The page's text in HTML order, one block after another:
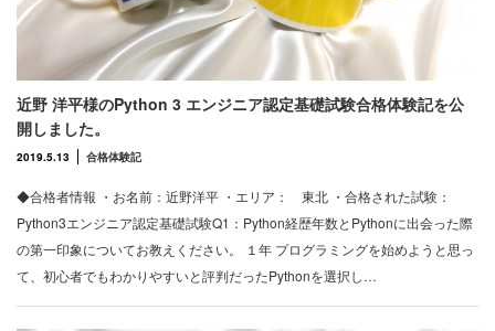
近野 洋平様のPython 3 エンジニア認定基礎試験合格体験記を公
開しました。
2019.5.13 合格体験記
◆合格者情報 ・お名前：近野洋平 ・エリア： 東北 ・合格された試験：
Python3エンジニア認定基礎試験Q1：Python経歴年数とPythonに出会った際
の第一印象についてお教えください。 １年 プログラミングを始めようと思っ
て、初心者でもわかりやすいと評判だったPythonを選択し…